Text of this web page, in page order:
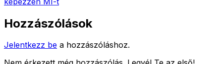
Hozzászólások
Jelentkezz be a hozzászóláshoz.